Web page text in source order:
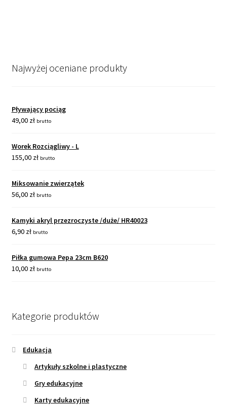
Najwyżej oceniane produkty
Pływający pociąg
49,00 zł brutto
Worek Rozciągliwy - L
155,00 zł brutto
Miksowanie zwierzątek
56,00 zł brutto
Kamyki akryl przezroczyste /duże/ HR40023
6,90 zł brutto
Piłka gumowa Pepa 23cm B620
10,00 zł brutto
Kategorie produktów
Edukacja
Artykuły szkolne i plastyczne
Gry edukacyjne
Karty edukacyjne